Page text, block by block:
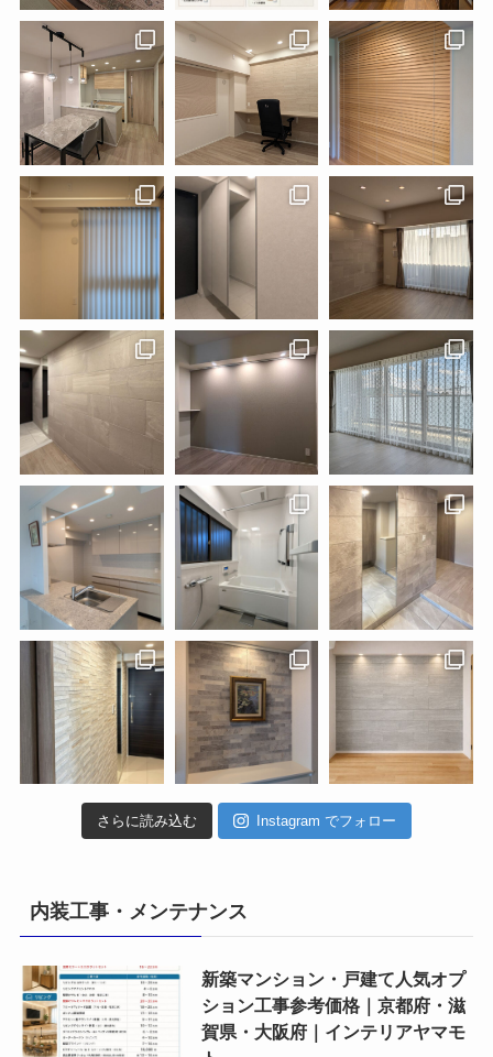
さらに読み込む Instagram でフォロー
内装工事・メンテナンス
新築マンション・戸建て人気オプ
ション工事参考価格｜京都府・滋
賀県・大阪府｜インテリアヤマモ